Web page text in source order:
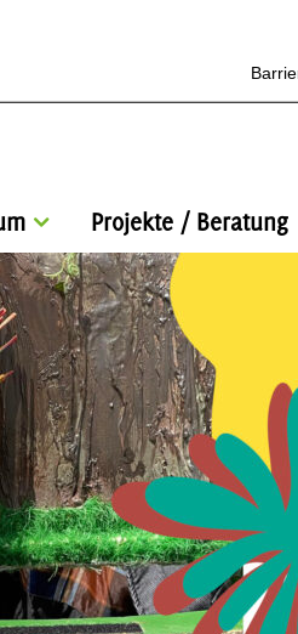
Projekte / Beratung